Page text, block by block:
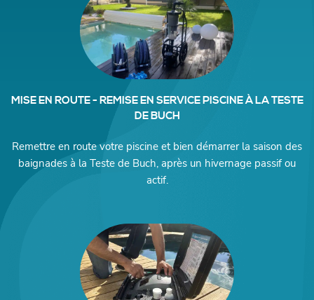
MISE EN ROUTE - REMISE EN SERVICE PISCINE À LA TESTE
DE BUCH
Remettre en route votre piscine et bien démarrer la saison des
baignades à la Teste de Buch, après un hivernage passif ou
actif.